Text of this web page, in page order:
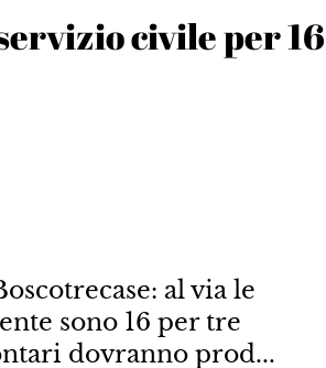
civile per 16
al via le
sono 16 per tre
dovranno prod...